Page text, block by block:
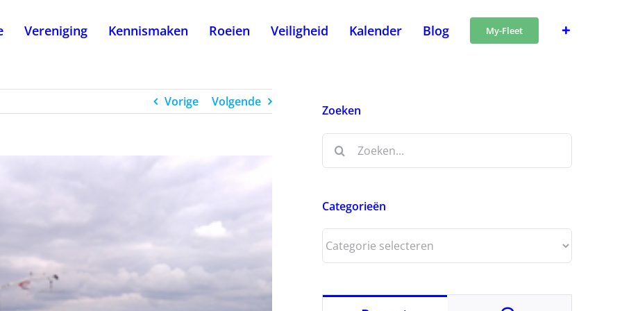
Vereniging Kennismaken Roeien Veiligheid Kalender Blog My-Fleet
Vorige Volgende
Zoeken
Zoeken
naar:
Categorieën
Categorieën